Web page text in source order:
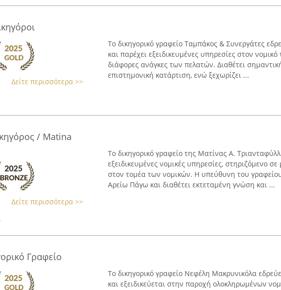
Δείτε περισσότερα >>
Το δικηγορικό γραφείο Ταμπάκος & Συνεργάτες
και παρέχει εξειδικευμένες υπηρεσίες στον
διάφορες ανάγκες των πελατών. Διαθέτει
επιστημονική κατάρτιση, ενώ ξεχωρίζει ...
/ Matina
Δείτε περισσότερα >>
Το δικηγορικό γραφείο της Ματίνας Α.
εξειδικευμένες νομικές υπηρεσίες, στηριζόμενο
στον τομέα των νομικών. Η υπεύθυνη του
Αρείω Πάγω και διαθέτει εκτεταμένη γνώση και ...
Γραφείο
Το δικηγορικό γραφείο Νεφέλη Μακρυνικόλα
και εξειδικεύεται στην παροχή ολοκληρωμένων